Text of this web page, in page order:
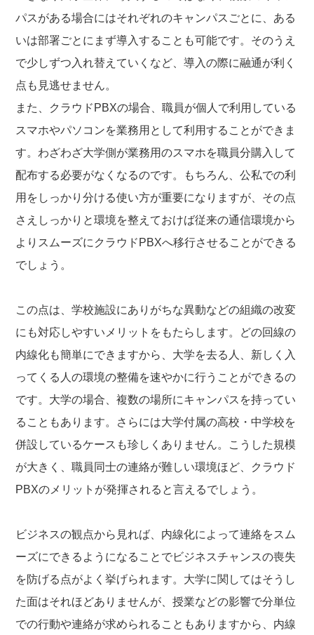
パスがある場合にはそれぞれのキャンパスごとに、ある
いは部署ごとにまず導入することも可能です。そのうえ
で少しずつ入れ替えていくなど、導入の際に融通が利く
点も見逃せません。
また、クラウドPBXの場合、職員が個人で利用している
スマホやパソコンを業務用として利用することができま
す。わざわざ大学側が業務用のスマホを職員分購入して
配布する必要がなくなるのです。もちろん、公私での利
用をしっかり分ける使い方が重要になりますが、その点
さえしっかりと環境を整えておけば従来の通信環境から
よりスムーズにクラウドPBXへ移行させることができる
でしょう。
この点は、学校施設にありがちな異動などの組織の改変
にも対応しやすいメリットをもたらします。どの回線の
内線化も簡単にできますから、大学を去る人、新しく入
ってくる人の環境の整備を速やかに行うことができるの
です。大学の場合、複数の場所にキャンパスを持ってい
ることもあります。さらには大学付属の高校・中学校を
併設しているケースも珍しくありません。こうした規模
が大きく、職員同士の連絡が難しい環境ほど、クラウド
PBXのメリットが発揮されると言えるでしょう。
ビジネスの観点から見れば、内線化によって連絡をスム
ーズにできるようになることでビジネスチャンスの喪失
を防げる点がよく挙げられます。大学に関してはそうし
た面はそれほどありませんが、授業などの影響で分単位
での行動や連絡が求められることもありますから、内線